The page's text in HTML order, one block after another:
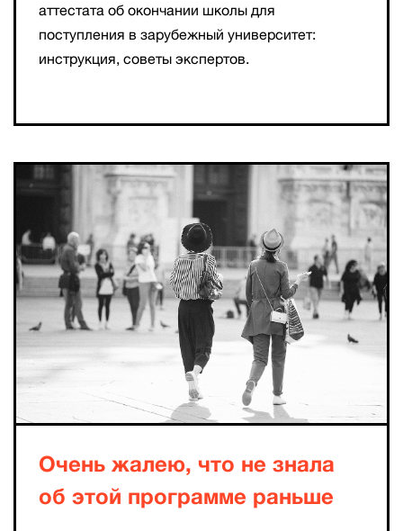
аттестата об окончании школы для
поступления в зарубежный университет:
инструкция, советы экспертов.
Очень жалею, что не знала
об этой программе раньше